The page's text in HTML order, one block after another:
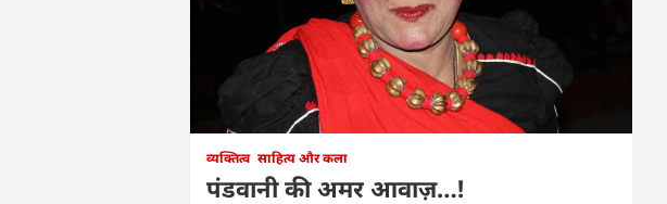
व्यक्तित्व साहित्य और कला
पंडवानी की अमर आवाज़…!